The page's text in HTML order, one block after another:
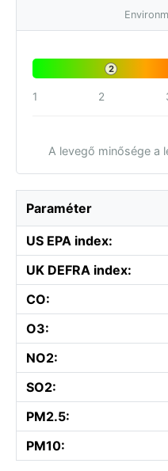
2
1 2
A levegő minősége a
Paraméter
US EPA index:
UK DEFRA index:
CO:
O3:
NO2:
SO2:
PM2.5:
PM10: